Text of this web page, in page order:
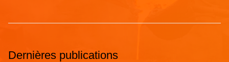
Dernières publications